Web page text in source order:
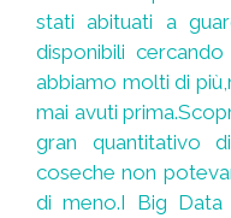
stati abituati a
disponibili
abbiamo molti di più,
mai avuti prima.
gran quantitativo
coseche non
di meno.I Big Data